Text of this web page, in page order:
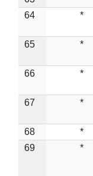
64
*
65 *
66 *
67 *
68 *
69
*